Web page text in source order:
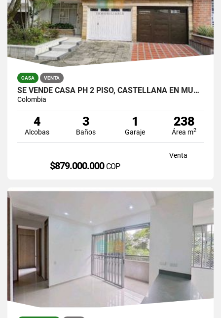
CASA VENTA
SE VENDE CASA PH 2 PISO, CASTELLANA EN MUY BUEN ESTADO PARA VIVIR.
Colombia
4
Alcobas
3
Baños
1
Garaje
238
Área m2
Venta
$879.000.000 COP